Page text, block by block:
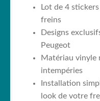
Lot de 4
freins
Designs
Peugeot
Matériau vinyle
intempéries
Installation
look de votre